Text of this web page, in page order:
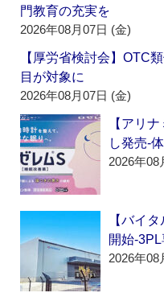
門教育の充実を
2026年08月07日 (金)
【厚労省検討会】OTC
目が対象に
2026年08月07日 (金)
【アリ
し発売‐
2026年08
【バイ
開始
2026年08